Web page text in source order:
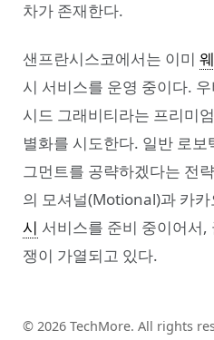
차가 존재한다.
샌프란시스코에서는 이미
시 서비스를 운영 중이다.
시드 그래비티라는 프리미
별화를 시도한다. 일반 로
그먼트를 공략하겠다는 전
의 모셔널(Motional)과 카
시 서비스를 준비 중이어서,
쟁이 가열되고 있다.
© 2026 TechMore. All rights